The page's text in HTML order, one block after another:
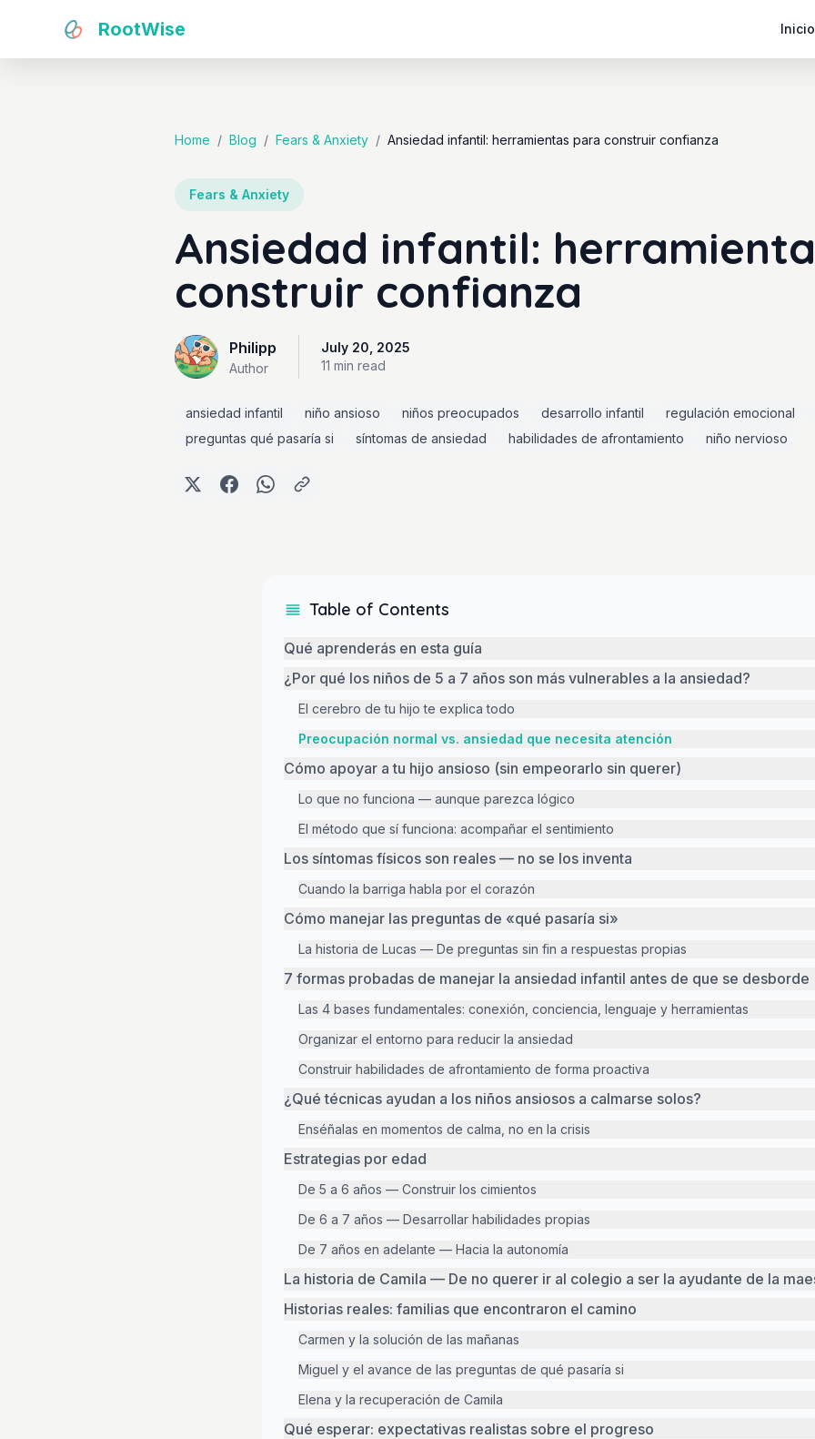
RootWise Inicio
Home / Blog / Fears & Anxiety / Ansiedad infantil: herramientas para construir confianza
Fears & Anxiety
Ansiedad infantil:
construir confianza
Philipp
Author
July 20, 2025
11 min read
ansiedad infantil niño ansioso niños preocupados desarrollo infantil
regulación emocional
preguntas qué pasaría si
síntomas de ansiedad habilidades de afrontamiento niño nervioso
Table of Contents
Qué aprenderás en esta guía
¿Por qué los niños de 5 a 7 años son más vulnerables a la ansiedad?
El cerebro de tu hijo te explica todo
Preocupación normal vs. ansiedad que necesita atención
Cómo apoyar a tu hijo ansioso (sin empeorarlo sin querer)
Lo que no funciona — aunque parezca lógico
El método que sí funciona: acompañar el sentimiento
Los síntomas físicos son reales — no se los inventa
Cuando la barriga habla por el corazón
Cómo manejar las preguntas de «qué pasaría si»
La historia de Lucas — De preguntas sin fin a respuestas propias
7 formas probadas de manejar la ansiedad infantil antes de que se desborde
Las 4 bases fundamentales: conexión, conciencia, lenguaje y herramientas
Organizar el entorno para reducir la ansiedad
Construir habilidades de afrontamiento de forma proactiva
¿Qué técnicas ayudan a los niños ansiosos a calmarse solos?
Enséñalas en momentos de calma, no en la crisis
Estrategias por edad
De 5 a 6 años — Construir los cimientos
De 6 a 7 años — Desarrollar habilidades propias
De 7 años en adelante — Hacia la autonomía
La historia de Camila — De no querer ir al colegio a ser la ayudante de la
Historias reales: familias que encontraron el camino
Carmen y la solución de las mañanas
Miguel y el avance de las preguntas de qué pasaría si
Elena y la recuperación de Camila
Qué esperar: expectativas realistas sobre el progreso